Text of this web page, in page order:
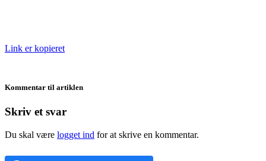
Link er kopieret
Kommentar til artiklen
Skriv et svar
Du skal være logget ind for at skrive en kommentar.